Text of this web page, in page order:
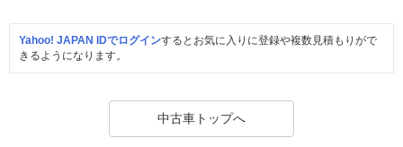
Yahoo! JAPAN IDでログインするとお気に入りに登録や複数見積もりがで
きるようになります。
中古車トップへ